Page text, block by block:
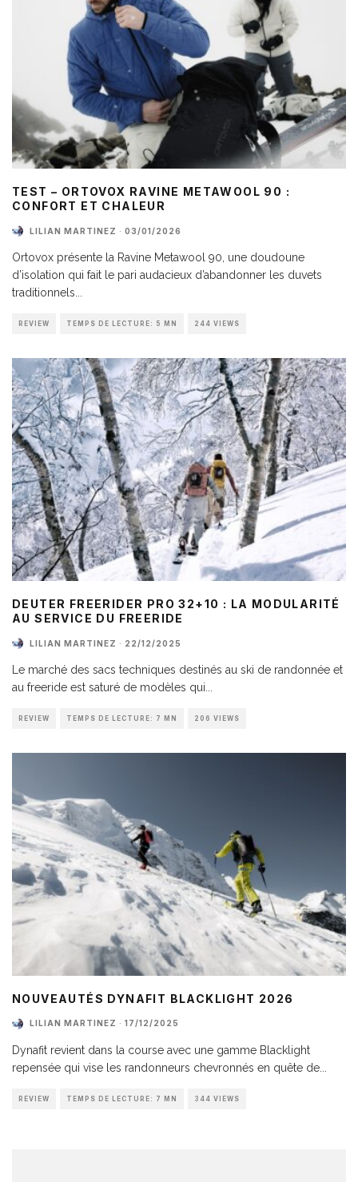
TEST – ORTOVOX RAVINE METAWOOL 90 :
CONFORT ET CHALEUR
LILIAN MARTINEZ · 03/01/2026
Ortovox présente la Ravine Metawool 90, une doudoune
d’isolation qui fait le pari audacieux d’abandonner les duvets
traditionnels...
REVIEW TEMPS DE LECTURE: 5 MN 244 VIEWS
DEUTER FREERIDER PRO 32+10 : LA MODULARITÉ
AU SERVICE DU FREERIDE
LILIAN MARTINEZ · 22/12/2025
Le marché des sacs techniques destinés au ski de randonnée et
au freeride est saturé de modèles qui
REVIEW TEMPS DE LECTURE: 7 MN 206 VIEWS
NOUVEAUTÉS DYNAFIT BLACKLIGHT 2026
LILIAN MARTINEZ · 17/12/2025
Dynafit revient dans la course avec une gamme Blacklight
repensée qui vise les randonneurs chevronnés en quête de
REVIEW TEMPS DE LECTURE: 7 MN 344 VIEWS